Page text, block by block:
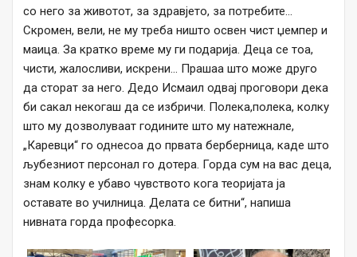
со него за животот, за здравјето, за потребите…
Скромен, вели, не му треба ништо освен чист џемпер и
маица. За кратко време му ги подарија. Деца се тоа,
чисти, жалосливи, искрени… Прашаа што може друго
да сторат за него. Дедо Исмаил одвај проговори дека
би сакал некогаш да се избричи. Полека,полека, колку
што му дозволуваат годините што му натежнале,
„Каревци“ го однесоа до првата берберница, каде што
љубезниот персонал го дотера. Горда сум на вас деца,
знам колку е убаво чувството кога теоријата ја
оставате во училница. Делата се битни“, напиша
нивната горда професорка.